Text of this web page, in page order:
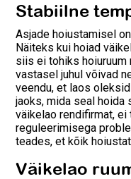
Stabiilne
Asjade hoiustamisel
Näiteks kui hoiad
siis ei tohiks hoiuruum
vastasel juhul võivad
veendu, et laos
jaoks, mida seal hoida
väikelao rendifirmat,
reguleerimisega
teades, et kõik
Väikelao